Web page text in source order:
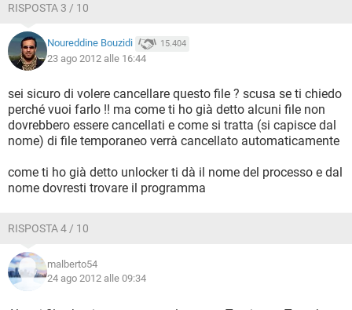
RISPOSTA 3 / 10
Noureddine Bouzidi 15.404
23 ago 2012 alle 16:44
sei sicuro di volere cancellare questo file ? scusa se ti chiedo
perché vuoi farlo !! ma come ti ho già detto alcuni file non
dovrebbero essere cancellati e come si tratta (si capisce dal
nome) di file temporaneo verrà cancellato automaticamente
come ti ho già detto unlocker ti dà il nome del processo e dal
nome dovresti trovare il programma
RISPOSTA 4 / 10
malberto54
24 ago 2012 alle 09:34